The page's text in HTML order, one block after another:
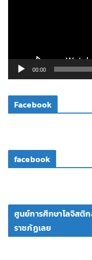
ดี
โ
00:00
Facebook
facebook
ศูนย์การศึกษาโลจิสติ
ราชภัฏเลย